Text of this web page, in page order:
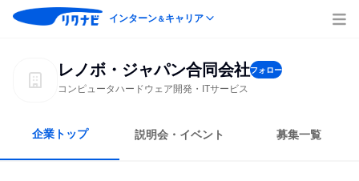
インターン＆キャリア
レノボ・ジャパン合同会社フォロー
コンピュータハードウェア開発・ITサービス
企業トップ 説明会・イベント 募集一覧